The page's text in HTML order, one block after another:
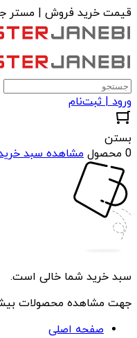
قیمت خرید فروش | مستر
ورود | ثبت‌نام
بستن
0 محصول
مشاهده سبد
سبد خرید شما خالی است.
جهت مشاهده محصولات
صفحه اصلی